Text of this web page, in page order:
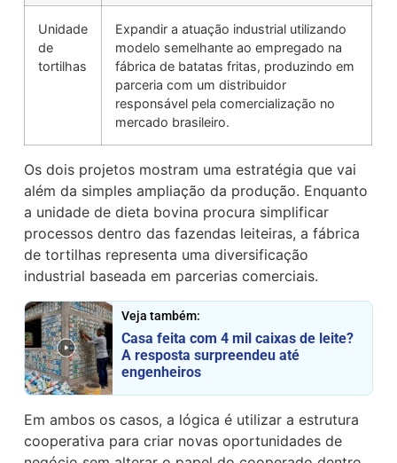
Unidade
de
tortilhas
Expandir a atuação industrial utilizando
modelo semelhante ao empregado na
fábrica de batatas fritas, produzindo em
parceria com um distribuidor
responsável pela comercialização no
mercado brasileiro.
Os dois projetos mostram uma estratégia que vai
além da simples ampliação da produção. Enquanto
a unidade de dieta bovina procura simplificar
processos dentro das fazendas leiteiras, a fábrica
de tortilhas representa uma diversificação
industrial baseada em parcerias comerciais.
Veja também:
Casa feita com 4 mil caixas de leite?
A resposta surpreendeu até
engenheiros
Em ambos os casos, a lógica é utilizar a estrutura
cooperativa para criar novas oportunidades de